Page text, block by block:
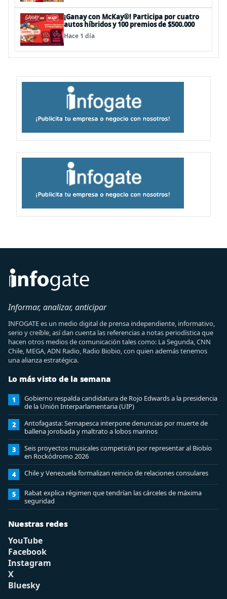
¡Ganay con McKay®! Participa por cuatro
autos híbridos y 100 premios de $500.000
Hace 1 día
Informar, analizar, anticipar
INFOGATE es un medio digital de prensa independiente, informativo,
serio y creíble, así dan cuenta las referencias a notas periodística que
hacen otros medios de comunicación tales como: La Segunda, CNN
Chile, MEGA, ADN Radio, Radio Biobio, con quien además tenemos
una alianza estratégica.
Lo más visto de la semana
1
Gobierno respalda candidatura de Rojo Edwards a la presidencia
de la Unión Interparlamentaria (UIP)
2
Antofagasta: Sernapesca interpone denuncias por muerte de
ballena jorobada y maltrato a lobos marinos
3
Seis proyectos musicales competirán por representar al Biobío
en Rockódromo 2026
4 Chile y Venezuela formalizan reinicio de relaciones consulares
5
Rabat explica régimen que tendrían las cárceles de máxima
seguridad
Nuestras redes
YouTube
Facebook
Instagram
X
Bluesky